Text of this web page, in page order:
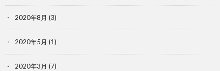
2020年8月 (3)
2020年5月 (1)
2020年3月 (7)